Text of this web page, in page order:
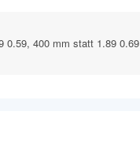
0.59, 400 mm statt 1.89 0.69